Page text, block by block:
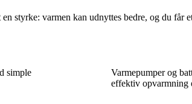
styrke: varmen kan udnyttes bedre, og du får
simple
Varmepumper og
effektiv opvarmning